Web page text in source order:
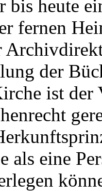
bis heute
fernen
der
ist der
als eine